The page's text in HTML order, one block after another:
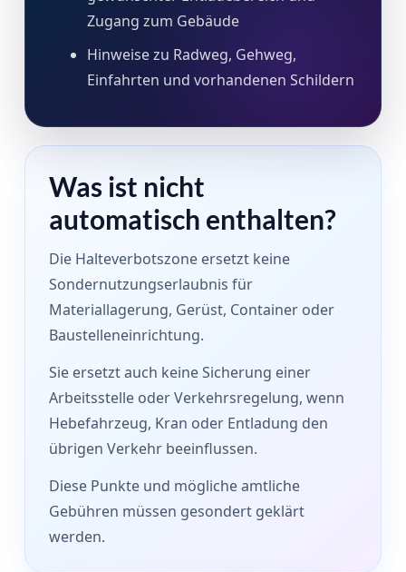
Zugang zum Gebäude
Hinweise zu Radweg, Gehweg,
Einfahrten und vorhandenen Schildern
Was ist nicht
automatisch enthalten?
Die Halteverbotszone ersetzt keine
Sondernutzungserlaubnis für
Materiallagerung, Gerüst, Container oder
Baustelleneinrichtung.
Sie ersetzt auch keine Sicherung einer
Arbeitsstelle oder Verkehrsregelung, wenn
Hebefahrzeug, Kran oder Entladung den
übrigen Verkehr beeinflussen.
Diese Punkte und mögliche amtliche
Gebühren müssen gesondert geklärt
werden.